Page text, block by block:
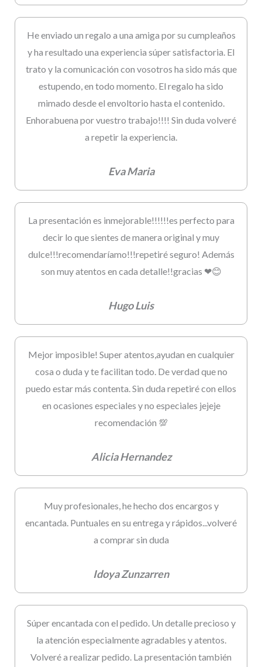
He enviado un regalo a una amiga por su cumpleaños
y ha resultado una experiencia súper satisfactoria. El
trato y la comunicación con vosotros ha sido más que
estupendo, en todo momento. El regalo ha sido
mimado desde el envoltorio hasta el contenido.
Enhorabuena por vuestro trabajo!!!! Sin duda volveré
a repetir la experiencia.
Eva Maria
La presentación es inmejorable!!!!!!es perfecto para
decir lo que sientes de manera original y muy
dulce!!!recomendaríamo!!!repetiré seguro! Además
son muy atentos en cada detalle!!gracias ❤😊
Hugo Luis
Mejor imposible! Super atentos,ayudan en cualquier
cosa o duda y te facilitan todo. De verdad que no
puedo estar más contenta. Sin duda repetiré con ellos
en ocasiones especiales y no especiales jejeje
recomendación 💯
Alicia Hernandez
Muy profesionales, he hecho dos encargos y
encantada. Puntuales en su entrega y rápidos...volveré
a comprar sin duda
Idoya Zunzarren
Súper encantada con el pedido. Un detalle precioso y
la atención especialmente agradables y atentos.
Volveré a realizar pedido. La presentación también